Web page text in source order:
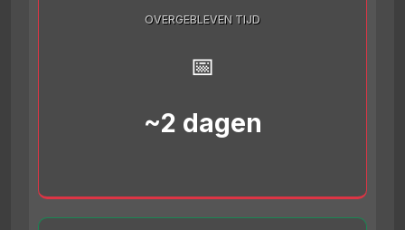
OVERGEBLEVEN TIJD
📅
~2 dagen